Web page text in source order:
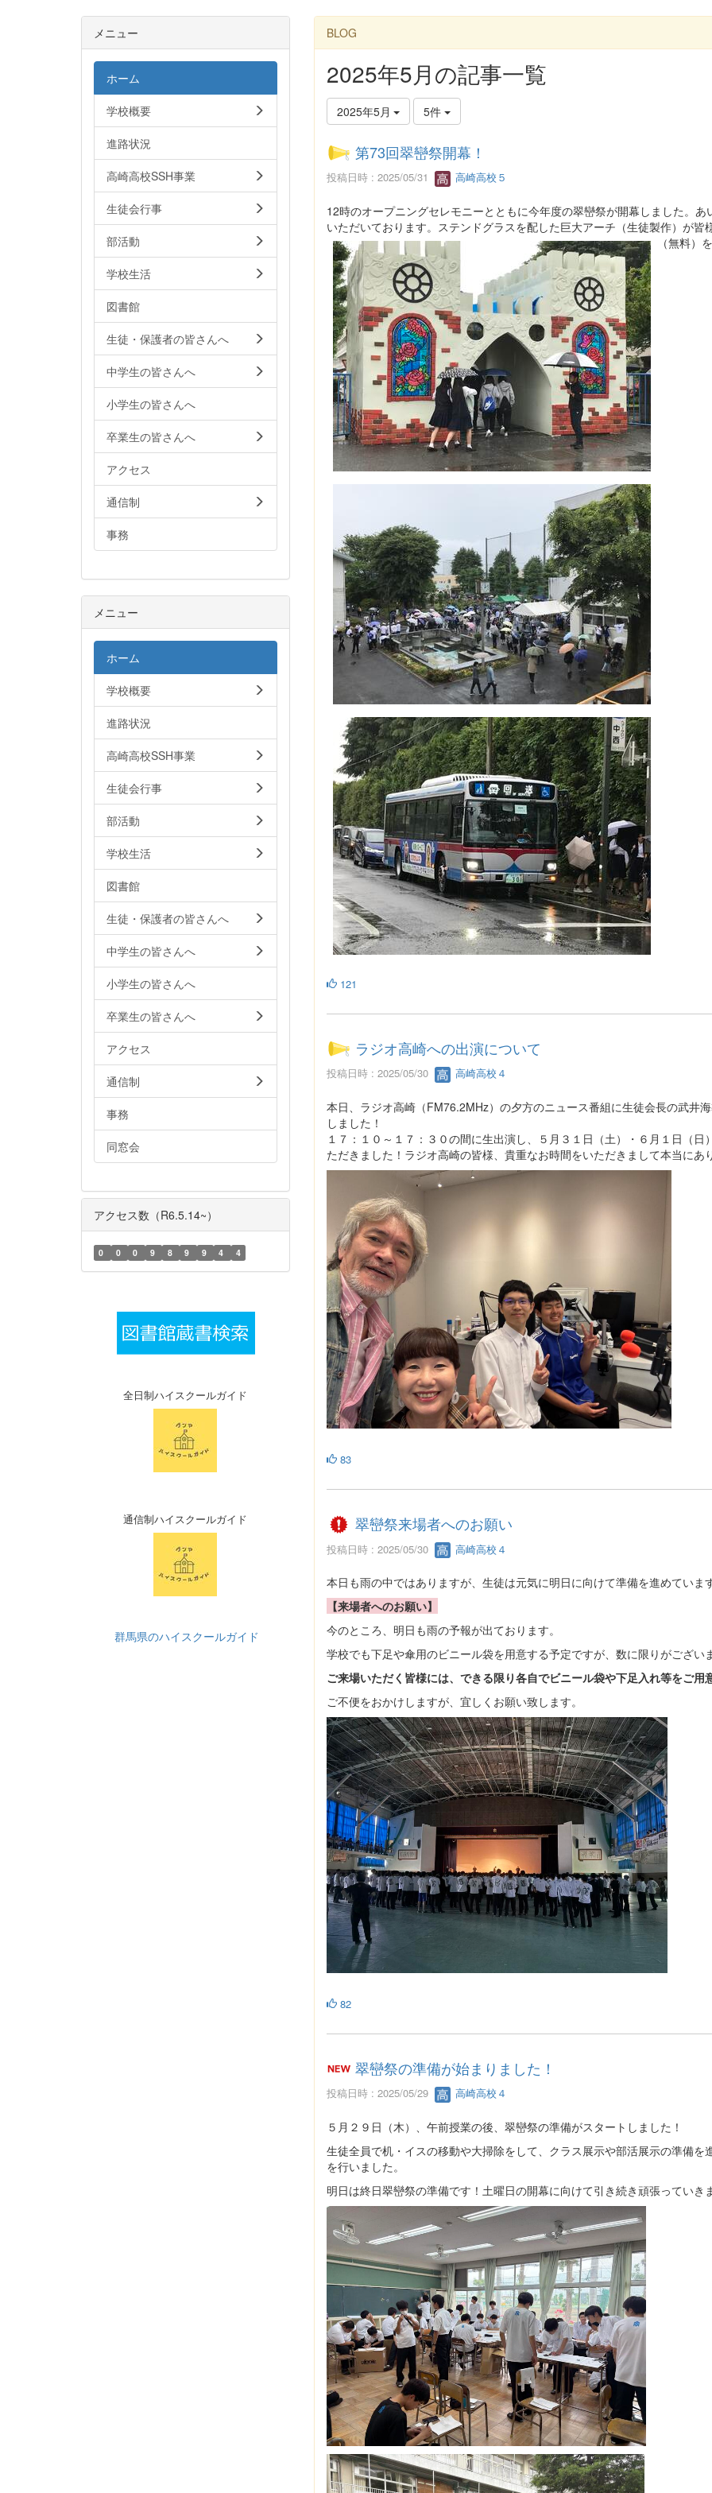
BLOG
2025年5月の記事一覧
2025年5月 5件
第73回翠巒祭開幕！
投稿日時 : 2025/05/31 高崎高校５
12時のオープニングセレモニーとともに今年度の翠巒祭が開幕しました。
いただいております。ステンドグラスを配した巨大アーチ（生徒製作）が
（無料）
121
ラジオ高崎への出演について
投稿日時 : 2025/05/30 高崎高校４
本日、ラジオ高崎（FM76.2MHz）の夕方のニュース番組に生徒会長の武井
しました！
１７：１０～１７：３０の間に生出演し、５月３１日（土）・６月１日（
ただきました！ラジオ高崎の皆様、貴重なお時間をいただきまして本当にあ
83
翠巒祭来場者へのお願い
投稿日時 : 2025/05/30 高崎高校４
本日も雨の中ではありますが、生徒は元気に明日に向けて準備を進めていま
【来場者へのお願い】
今のところ、明日も雨の予報が出ております。
学校でも下足や傘用のビニール袋を用意する予定ですが、数に限りがござい
ご来場いただく皆様には、できる限り各自でビニール袋や下足入れ等をご用
ご不便をおかけしますが、宜しくお願い致します。
82
翠巒祭の準備が始まりました！
投稿日時 : 2025/05/29 高崎高校４
５月２９日（木）、午前授業の後、翠巒祭の準備がスタートしました！
生徒全員で机・イスの移動や大掃除をして、クラス展示や部活展示の準備
を行いました。
明日は終日翠巒祭の準備です！土曜日の開幕に向けて引き続き頑張っていき
メニュー
ホーム
学校概要
進路状況
高崎高校SSH事業
生徒会行事
部活動
学校生活
図書館
生徒・保護者の皆さんへ
中学生の皆さんへ
小学生の皆さんへ
卒業生の皆さんへ
アクセス
通信制
事務
メニュー
ホーム
学校概要
進路状況
高崎高校SSH事業
生徒会行事
部活動
学校生活
図書館
生徒・保護者の皆さんへ
中学生の皆さんへ
小学生の皆さんへ
卒業生の皆さんへ
アクセス
通信制
事務
同窓会
アクセス数（R6.5.14~）
0 0 0 9 8 9 9 4 4
全日制ハイスクールガイド
通信制ハイスクールガイド
群馬県のハイスクールガイド